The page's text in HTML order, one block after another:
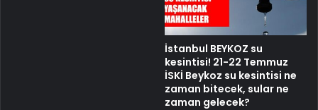
İstanbul BEYKOZ su
kesintisi! 21-22 Temmuz
İSKİ Beykoz su kesintisi ne
zaman bitecek, sular ne
zaman gelecek?